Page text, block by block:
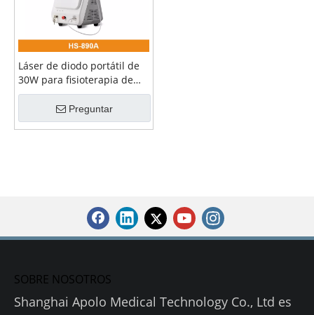
Láser de diodo portátil de
30W para fisioterapia de
980nm
Preguntar
SOBRE NOSOTROS
Shanghai Apolo Medical Technology Co., Ltd es